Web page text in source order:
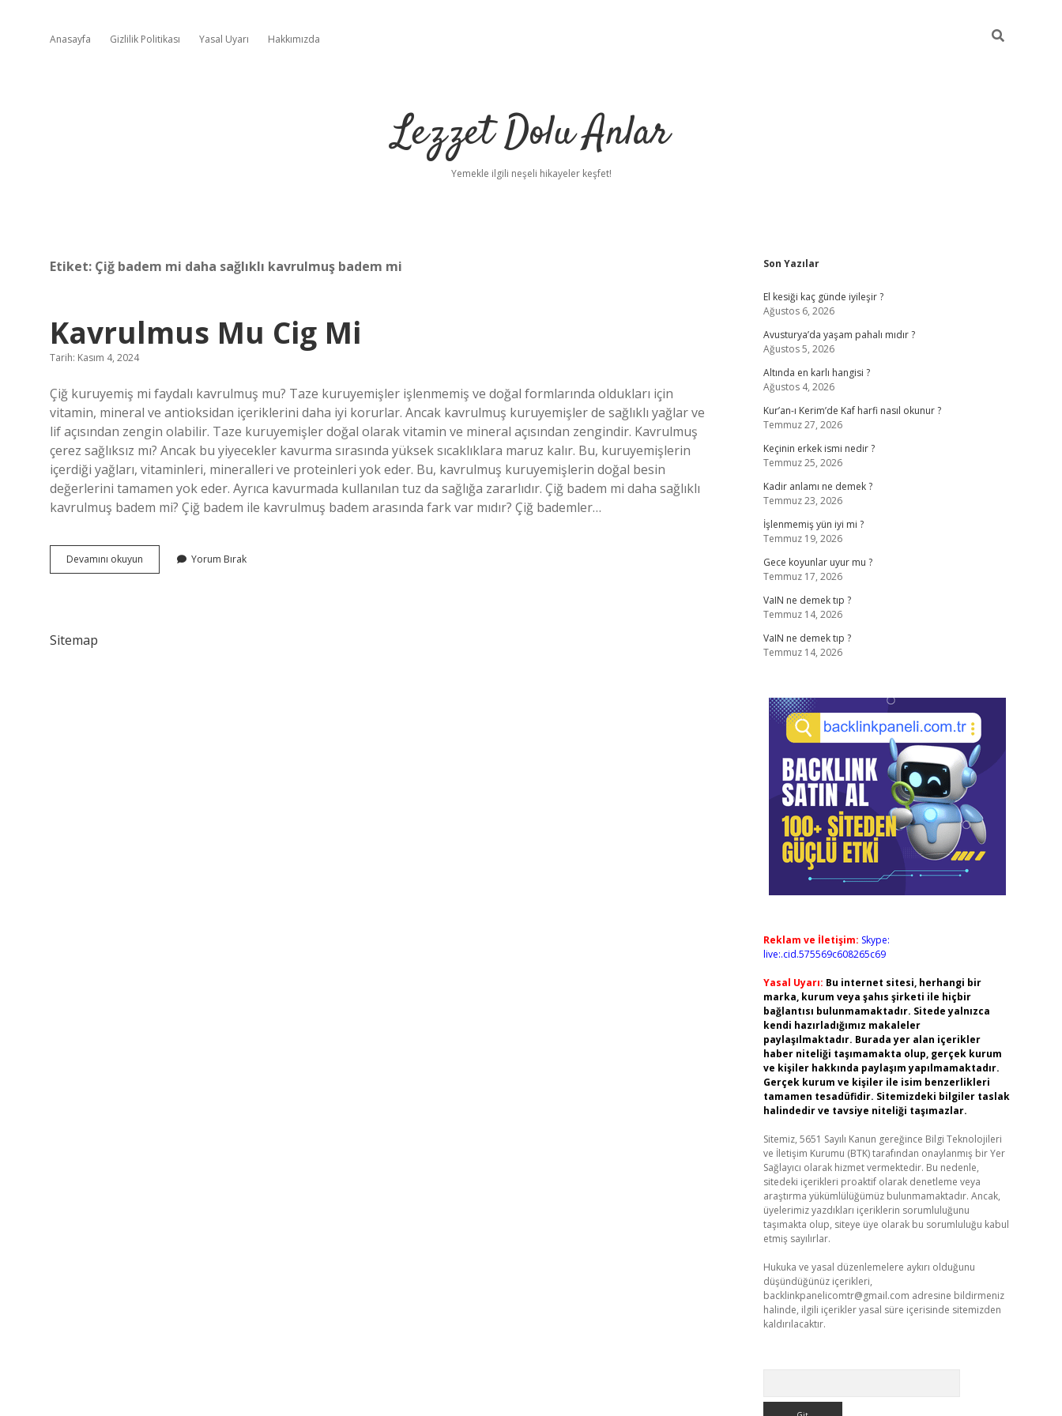
Anasayfa Gizlilik Politikası Yasal Uyarı Hakkımızda
Lezzet Dolu Anlar
Yemekle ilgili neşeli hikayeler keşfet!
Etiket: Çiğ badem mi daha sağlıklı kavrulmuş badem mi
Kavrulmus Mu Cig Mi
Tarih: Kasım 4, 2024
Çiğ kuruyemiş mi faydalı kavrulmuş mu? Taze kuruyemişler işlenmemiş ve doğal formlarında oldukları için
vitamin, mineral ve antioksidan içeriklerini daha iyi korurlar. Ancak kavrulmuş kuruyemişler de sağlıklı yağlar ve
lif açısından zengin olabilir. Taze kuruyemişler doğal olarak vitamin ve mineral açısından zengindir. Kavrulmuş
çerez sağlıksız mı? Ancak bu yiyecekler kavurma sırasında yüksek sıcaklıklara maruz kalır. Bu, kuruyemişlerin
içerdiği yağları, vitaminleri, mineralleri ve proteinleri yok eder. Bu, kavrulmuş kuruyemişlerin doğal besin
değerlerini tamamen yok eder. Ayrıca kavurmada kullanılan tuz da sağlığa zararlıdır. Çiğ badem mi daha sağlıklı
kavrulmuş badem mi? Çiğ badem ile kavrulmuş badem arasında fark var mıdır? Çiğ bademler…
Devamını okuyun Kavrulmus
Mu
Yorum Bırak
Sitemap
Sidebar
Son Yazılar
El kesiği kaç günde iyileşir ?
Ağustos 6, 2026
Avusturya’da yaşam pahalı mıdır ?
Ağustos 5, 2026
Altında en karlı hangisi ?
Ağustos 4, 2026
Kur’an-ı Kerim’de Kaf harfi nasıl okunur ?
Temmuz 27, 2026
Keçinin erkek ismi nedir ?
Temmuz 25, 2026
Kadir anlamı ne demek ?
Temmuz 23, 2026
İşlenmemiş yün iyi mi ?
Temmuz 19, 2026
Gece koyunlar uyur mu ?
Temmuz 17, 2026
VaIN ne demek tıp ?
Temmuz 14, 2026
VaIN ne demek tıp ?
Temmuz 14, 2026
Reklam ve İletişim: Skype:
live:.cid.575569c608265c69
Yasal Uyarı: Bu internet sitesi, herhangi bir
marka, kurum veya şahıs şirketi ile hiçbir
bağlantısı bulunmamaktadır. Sitede yalnızca
kendi hazırladığımız makaleler
paylaşılmaktadır. Burada yer alan içerikler
haber niteliği taşımamakta olup, gerçek kurum
ve kişiler hakkında paylaşım yapılmamaktadır.
Gerçek kurum ve kişiler ile isim benzerlikleri
tamamen tesadüfidir. Sitemizdeki bilgiler taslak
halindedir ve tavsiye niteliği taşımazlar.
Sitemiz, 5651 Sayılı Kanun gereğince Bilgi Teknolojileri
ve İletişim Kurumu (BTK) tarafından onaylanmış bir Yer
Sağlayıcı olarak hizmet vermektedir. Bu nedenle,
sitedeki içerikleri proaktif olarak denetleme veya
araştırma yükümlülüğümüz bulunmamaktadır. Ancak,
üyelerimiz yazdıkları içeriklerin sorumluluğunu
taşımakta olup, siteye üye olarak bu sorumluluğu kabul
etmiş sayılırlar.
Hukuka ve yasal düzenlemelere aykırı olduğunu
düşündüğünüz içerikleri,
backlinkpanelicomtr@gmail.com adresine bildirmeniz
halinde, ilgili içerikler yasal süre içerisinde sitemizden
kaldırılacaktır.
ilbet giriş